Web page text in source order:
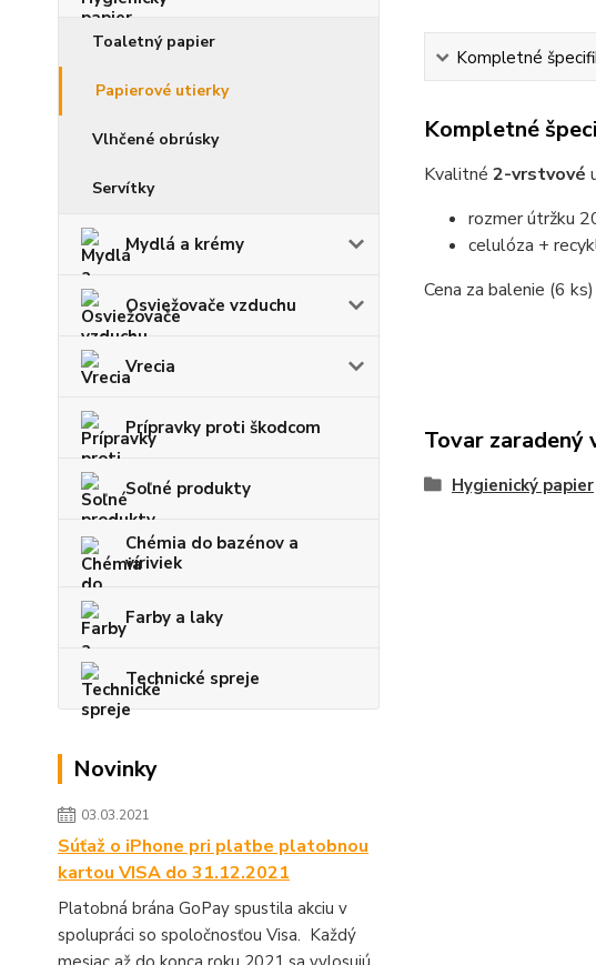
Toaletný papier
Papierové utierky
Vlhčené obrúsky
Servítky
Mydlá a krémy
Osviežovače vzduchu
Vrecia
Prípravky proti škodcom
Soľné produkty
Chémia do bazénov a
víriviek
Farby a laky
Technické spreje
Novinky
03.03.2021
Súťaž o iPhone pri platbe platobnou
kartou VISA do 31.12.2021
Platobná brána GoPay spustila akciu v
spolupráci so spoločnosťou Visa. Každý
Kompletné
Kompletné
Kvalitné 2-vrstvové
rozmer útržku
celulóza +
Cena za balenie (6 ks)
Tovar zaradený
Hygienický papier